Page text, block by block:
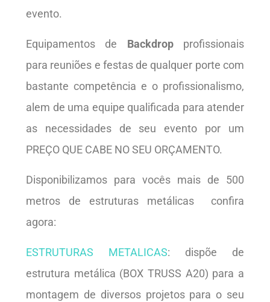
evento.
Equipamentos de Backdrop profissionais
para reuniões e festas de qualquer porte com
bastante competência e o profissionalismo,
alem de uma equipe qualificada para atender
as necessidades de seu evento por um
PREÇO QUE CABE NO SEU ORÇAMENTO.
Disponibilizamos para vocês mais de 500
metros de estruturas metálicas confira
agora:
ESTRUTURAS METALICAS: dispõe de
estrutura metálica (BOX TRUSS A20) para a
montagem de diversos projetos para o seu